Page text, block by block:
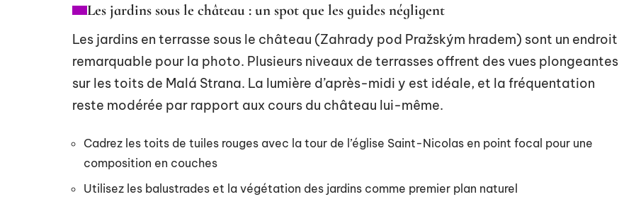
Les jardins sous le château : un spot que les guides négligent
Les jardins en terrasse sous le château (Zahrady pod Pražským hradem) sont un endroit
remarquable pour la photo. Plusieurs niveaux de terrasses offrent des vues plongeantes
sur les toits de Malá Strana. La lumière d’après-midi y est idéale, et la fréquentation
reste modérée par rapport aux cours du château lui-même.
Cadrez les toits de tuiles rouges avec la tour de l’église Saint-Nicolas en point focal pour une
composition en couches
Utilisez les balustrades et la végétation des jardins comme premier plan naturel